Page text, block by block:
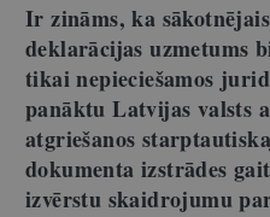
Ir zināms, ka
deklarācijas uzmetums
tikai nepieciešamos
panāktu Latvijas valsts
atgriešanos
dokumenta izstrādes
izvērstu skaidrojumu